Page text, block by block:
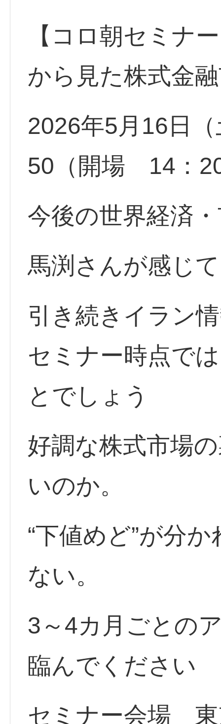
【コロ朝セミナ
から見た株式金
2026年5月16日
50（開場 14：
今後の世界経済
馬渕さんが感じ
引き続きイラン
セミナー時点で
とでしょう
好調な株式市場
いのか。
“下値めど”が分
ない。
3～4カ月ごとの
臨んでください
セミナー会場 東